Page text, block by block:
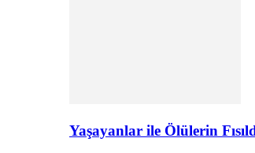
Yaşayanlar ile Ölülerin